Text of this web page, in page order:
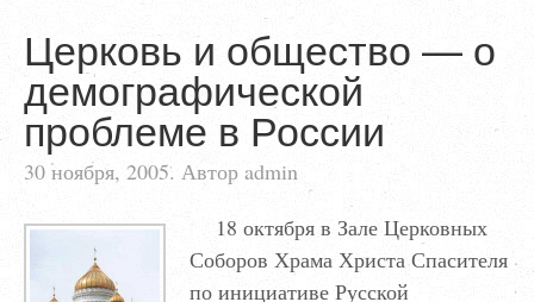
Церковь и общество — о
демографической
проблеме в России
30 ноября, 2005. Автор admin
18 октября в Зале Церковных
Соборов Храма Христа Спасителя
по инициативе Русской